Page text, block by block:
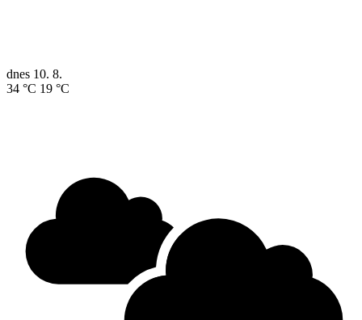
dnes 10. 8.
34 °C 19 °C